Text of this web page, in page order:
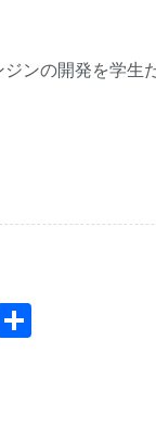
ンの開発を学生
Pocket